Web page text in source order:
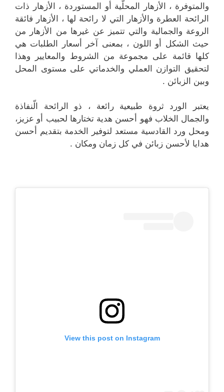
والمتوفرة ، الأزهار المحلّية أو المستوردة ، الأزهار ذات
الرائحة العطرة والأزهار التي لا رائحة لها ، الأزهار فائقة
الروعة والجمالية والتي تتميز عن غيرها من الأزهار من
حيث الشكل أو اللون ، بمعنى آخر أسعار الطلبات هي
كلها قائمة على مجموعة من الشروط والمعايير وهذا
لتحقيق التوازن العملي والخدماتي على مستوى المحل
وبين الزبائن .
يعتبر الورد ثروة طبيعية رائعة ، ذو الرائحة الّنفاذة
والجمال الخلاب فهو أحسن هدية تختارها لحبيب أو عزيز،
ومحل ورد القادسية مستعد لتوفير الخدمة بتقديم أحسن
هدايا لأحسن زبائن في كل زمان ومكان .
View this post on Instagram